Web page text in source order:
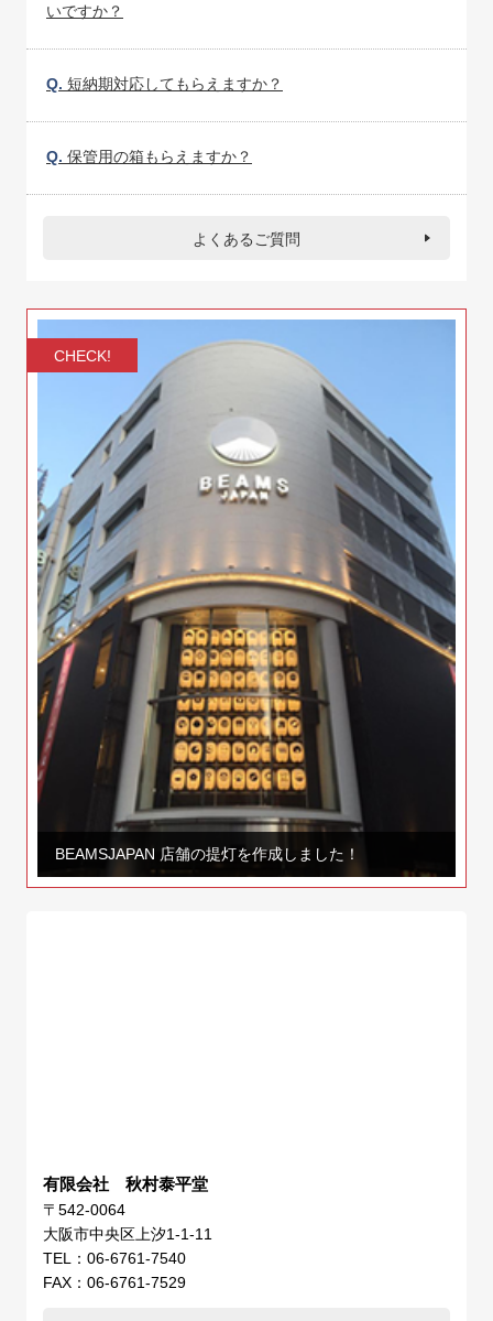
いですか？
Q. 短納期対応してもらえますか？
Q. 保管用の箱もらえますか？
よくあるご質問
CHECK!
BEAMSJAPAN 店舗の提灯を作成しました！
有限会社 秋村泰平堂
〒542-0064
大阪市中央区上汐1-1-11
TEL：06-6761-7540
FAX：06-6761-7529